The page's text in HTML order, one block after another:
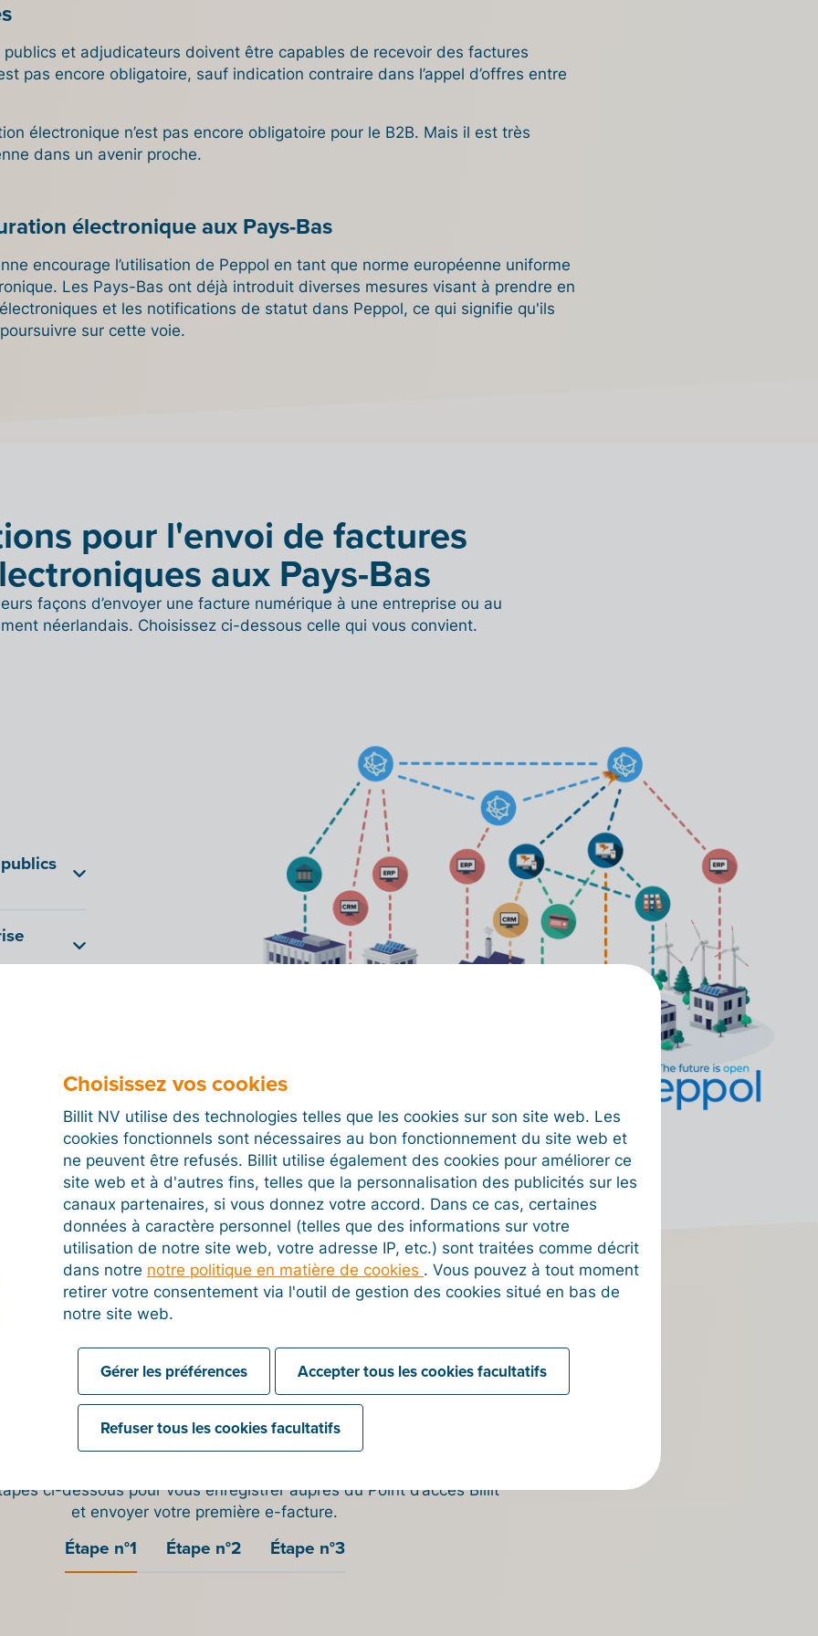
et adjudicateurs doivent être capables de recevoir des factures
pas encore obligatoire, sauf indication contraire dans l’appel d’offres entre
électronique n’est pas encore obligatoire pour le B2B. Mais il est très
dans un avenir proche.
électronique aux Pays-Bas
encourage l’utilisation de Peppol en tant que norme européenne uniforme
Les Pays-Bas ont déjà introduit diverses mesures visant à prendre en
et les notifications de statut dans Peppol, ce qui signifie qu'ils
sur cette voie.
pour l'envoi de factures
aux Pays-Bas
façons d’envoyer une facture numérique à une entreprise ou au
néerlandais. Choisissez ci-dessous celle qui vous convient.
de la
qui
pour
en place
Peppol en
sont
NPa
entreprise
est
sur un
une facture électronique
aux Pays-Bas
souhaitez envoyer une facture via Peppol, il vous suffira de
enregistrerauprès d'unPoint d'accès Peppol officiel.
ci-dessous pour vous enregistrer auprès du Point d’accès Billit
et envoyer votre première e-facture.
Étape n°1 Étape n°2 Étape n°3
Choisissez vos cookies
Billit NV utilise des technologies telles que les cookies sur son site web. Les
cookies fonctionnels sont nécessaires au bon fonctionnement du site web et
ne peuvent être refusés. Billit utilise également des cookies pour améliorer ce
site web et à d'autres fins, telles que la personnalisation des publicités sur les
canaux partenaires, si vous donnez votre accord. Dans ce cas, certaines
données à caractère personnel (telles que des informations sur votre
utilisation de notre site web, votre adresse IP, etc.) sont traitées comme décrit
dans notre notre politique en matière de cookies . Vous pouvez à tout moment
retirer votre consentement via l'outil de gestion des cookies situé en bas de
notre site web.
Gérer les préférences Accepter tous les cookies facultatifs
Refuser tous les cookies facultatifs